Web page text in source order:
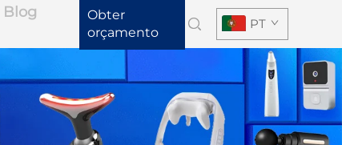
Blog
Obter
orçamento
PT